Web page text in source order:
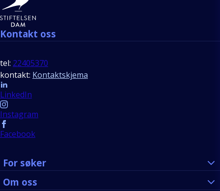
Kontakt oss
tel: 22405370
kontakt: Kontaktskjema
Follow us
LinkedIn
Instagram
Facebook
For søker
Om oss